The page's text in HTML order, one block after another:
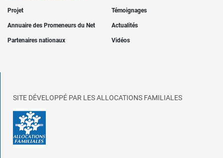
Projet Témoignages
Annuaire des Promeneurs du Net Actualités
Partenaires nationaux Vidéos
SITE DÉVELOPPÉ PAR LES ALLOCATIONS FAMILIALES